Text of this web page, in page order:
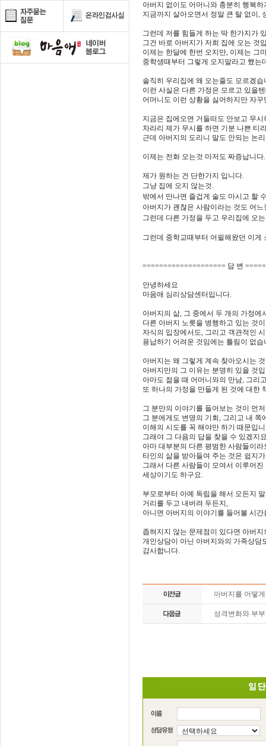
아버지 없이도 어머니와 충분히 행복
지금까지 살아오면서 정말 큰 탈 없이,
그런데 저를 힘들게 하는 딱 한가지가
그건 바로 아버지가 저희 집에 오는 것
이제는 한달에 한번 오지만, 이제는 그
중학생때부터 그렇게 오지말라고 했는
솔직히 우리집에 왜 오는줄도 모르겠습
이런 사실은 다른 가정은 모르고 있을
어머니도 이런 상황을 싫어하지만 자
지금은 집에오면 거들떠도 안보고 무
차라리 제가 무시를 하면 기분 나쁜 티
근데 아버지의 도리니 말도 안되는 논
이제는 전화 오는것 마저도 짜증납니다.
제가 원하는 건 단한가지 입니다.
그냥 집에 오지 않는것.
밖에서 만나면 즐겁게 술도 마시고 할
아버지가 괜찮은 사람이라는 것도 어
그런데 다른 가정을 두고 우리집에 오
그런데 중학교때부터 어필해왔던 이게
==================== 답 변
안녕하세요
마음애 심리상담센터입니다.
아버지의 삶, 그 중에서 두 개의 가정에
다른 아버지 노릇을 병행하고 있는 것이
자식의 입장에서도, 그리고 객관적인
용납하기 어려운 것임에는 틀림이 없습
아버지는 왜 그렇게 계속 찾아오시는
아버지만의 그 이유는 분명히 있을 것
아마도 젊을 때 어머니와의 만남, 그리
또 하나의 가정을 만들게 된 것에 대한
그 분만의 이야기를 들어보는 것이 먼
그 분에게도 변명의 기회, 그리고 내 쪽
이해의 시도를 꼭 해야만 하기 때문입
그래야 그 다음의 답을 찾을 수 있겠지
아마 대부분의 다른 평범한 사람들이라
타인의 삶을 받아들여 주는 것은 쉽지
그래서 다른 사람들이 모여서 이루어
세상이기도 하구요.
부모로부터 아예 독립을 해서 오든지
거리를 두고 내버려 두든지,
아니면 아버지의 이야기를 들어볼 시
좁혀지지 않는 문제점이 있다면 아버
개인상담이 아닌 아버지와의 가족상담
감사합니다.
아버지를 어떻
성격변화와 부